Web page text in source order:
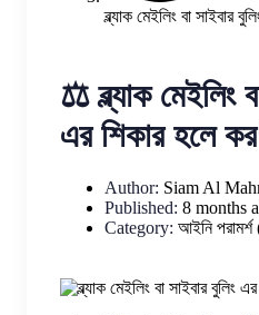
ব্ল্যাক মেইলিং বা সাইবার
⚖️ ব্ল্যাক মেইলিং
এর শিকার হলে
Author: Siam Al
Published: 8 months
Category: আইনি